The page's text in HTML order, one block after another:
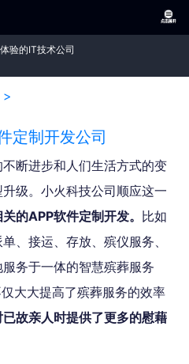
验的IT技术公司
>
定制开发公司
断进步和人们生活方式的变
级。小火科技公司顺应这一
的APP软件定制开发。 比如
、接运、存放、殡仪服务、
务于一体的智慧殡葬服务
大大提高了殡葬服务的效率
故亲人时提供了更多的慰藉